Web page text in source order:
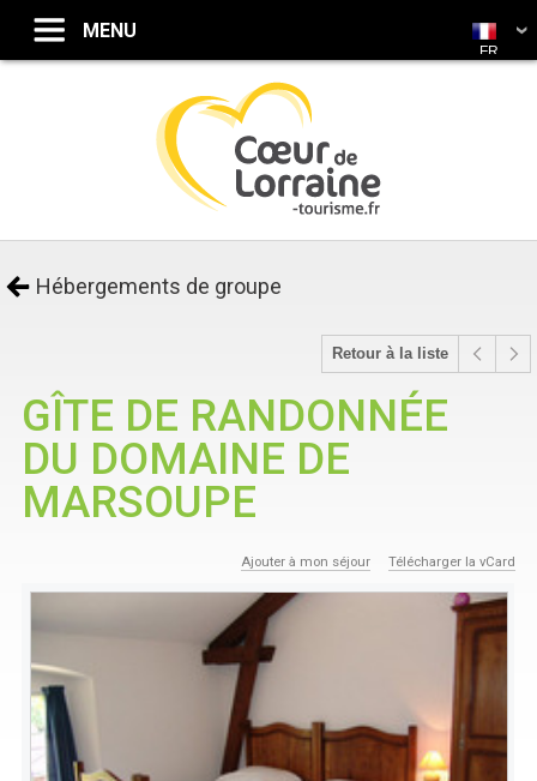
Hébergements de groupe
Retour à la liste
GÎTE DE RANDONNÉE
DU DOMAINE DE
MARSOUPE
Ajouter à mon séjour Télécharger la vCard
FR